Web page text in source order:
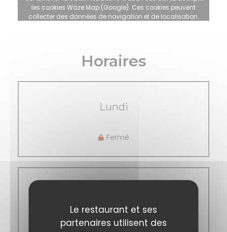
Le restaurant et ses
partenaires utilisent des
les cookies Waze Map (Google). Ces cookies peuvent
collecter des données de navigation et de localisation.
Horaires
Lundi
Fermé
12h00 - 13h30
18h45 - 21h30